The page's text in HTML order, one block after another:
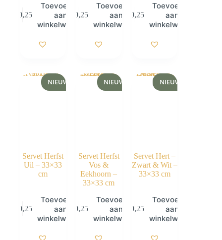
0,25
Toevoegen
aan
winkelwagen
0,25
Toevoegen
aan
winkelwagen
0,25
Toevoegen
aan
winkelwagen
NIEUW
Servet Herfst
Uil – 33×33
cm
0,25
Toevoegen
aan
winkelwagen
NIEUW
Servet Herfst
Vos &
Eekhoorn –
33×33 cm
0,25
Toevoegen
aan
winkelwagen
NIEUW
Servet Hert –
Zwart & Wit –
33×33 cm
0,25
Toevoegen
aan
winkelwagen